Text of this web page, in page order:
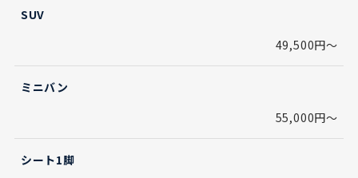
SUV
49,500円～
ミニバン
55,000円～
シート1脚